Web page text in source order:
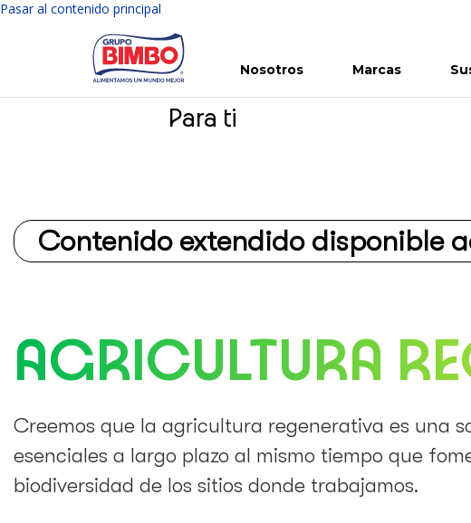
Pasar al contenido principal
Nosotros Marcas
Para la Vida Gobierno Corporativo
Comunicados
Para ti
Contenido extendido disponible
AGRICULTURA
Creemos que la agricultura regenerativa es una
esenciales a largo plazo al mismo tiempo que
biodiversidad de los sitios donde trabajamos.